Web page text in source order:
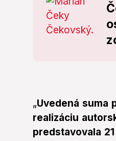
„Uvedená suma
realizáciu
predstavovala